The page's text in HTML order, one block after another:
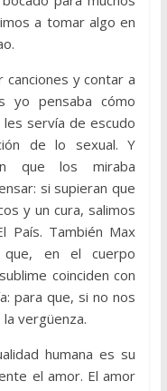
a tomar algo en
canciones y contar a
yo pensaba cómo
les servía de escudo
de lo sexual. Y
que los miraba
si supieran que
y un cura, salimos
País. También Max
que, en el cuerpo
coinciden con
para que, si no nos
vergüenza.
humana es su
el amor. El amor